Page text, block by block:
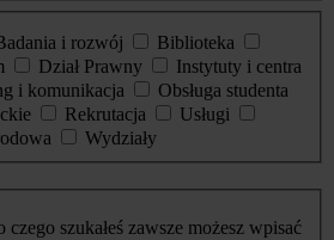
i rozwój
Biblioteka
Dział Prawny
Instytuty i centra
i komunikacja
Obsługa studenta
Rekrutacja
Usługi
Wydziały
czego szukałeś zawsze możesz wpisać